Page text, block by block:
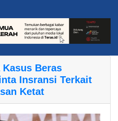
Kasus Beras
Insransi Terkait
Ketat